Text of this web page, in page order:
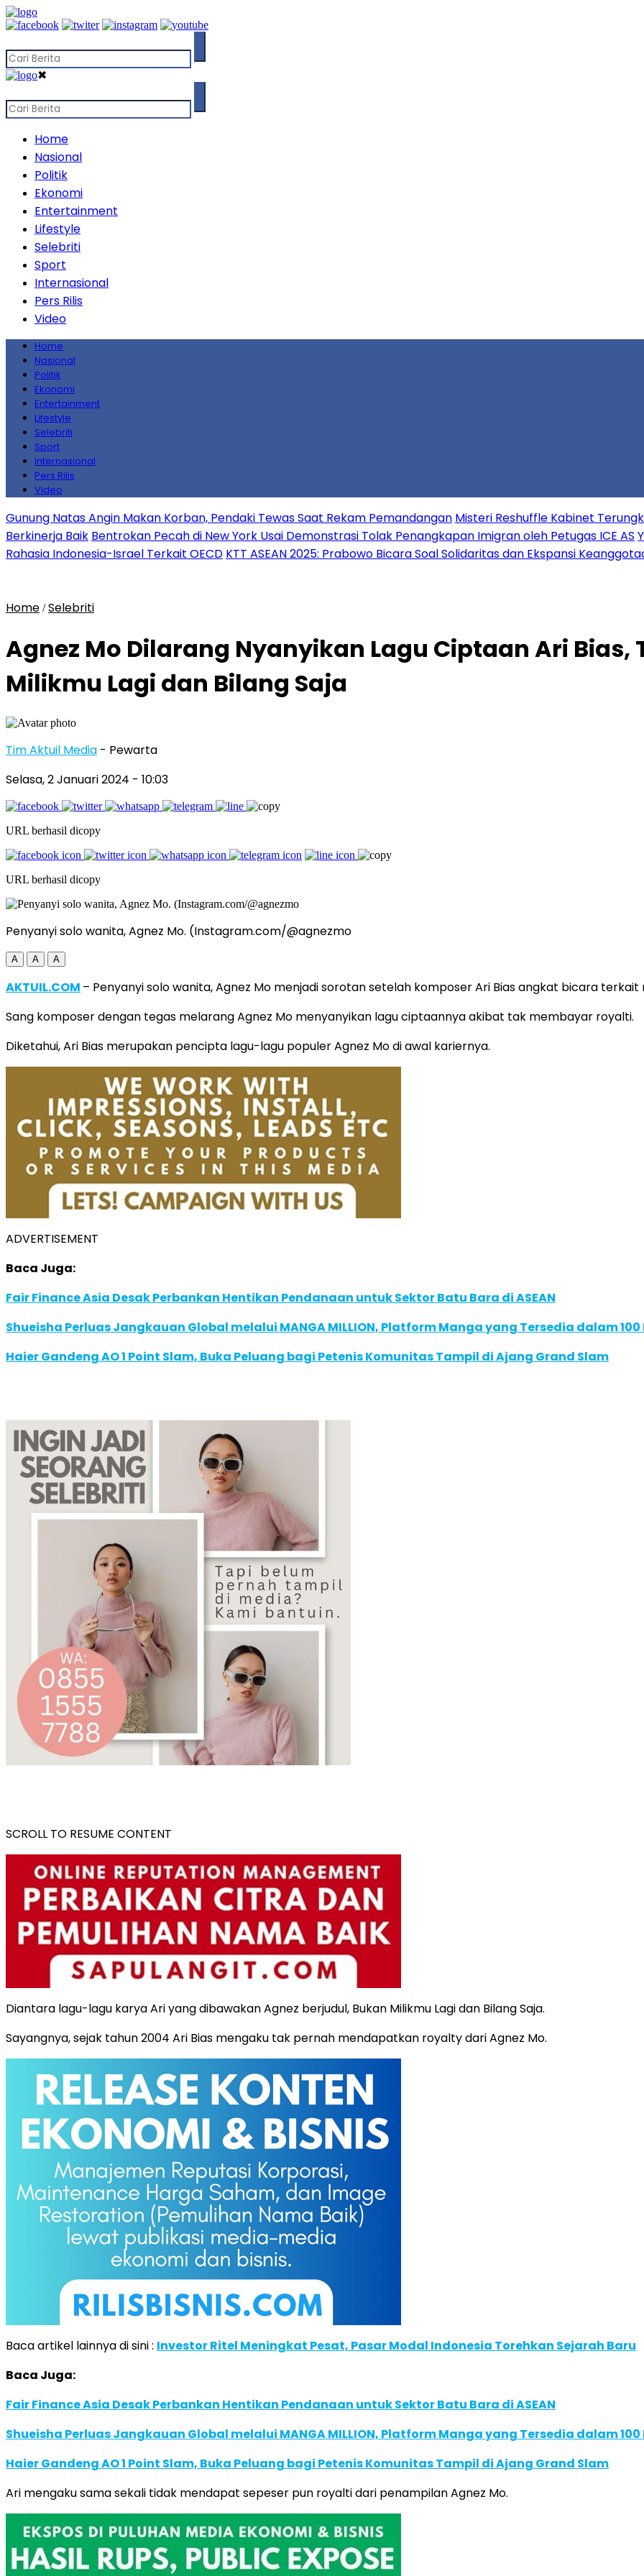
✖
Home
Nasional
Politik
Ekonomi
Entertainment
Lifestyle
Selebriti
Sport
Internasional
Pers Rilis
Video
Home
Nasional
Politik
Ekonomi
Entertainment
Lifestyle
Selebriti
Sport
Internasional
Pers Rilis
Video
Gunung Natas Angin Makan Korban, Pendaki Tewas Saat Rekam Pemandangan Misteri Reshuffle Kabinet
Berkinerja Baik Bentrokan Pecah di New York Usai Demonstrasi Tolak Penangkapan Imigran oleh Petugas ICE AS
Rahasia Indonesia-Israel Terkait OECD KTT ASEAN 2025: Prabowo Bicara Soal Solidaritas dan Ekspansi
Home /Selebriti
Agnez Mo Dilarang Nyanyikan Lagu Ciptaan Ari Bias,
Milikmu Lagi dan Bilang Saja
Tim Aktuil Media - Pewarta
Selasa, 2 Januari 2024 - 10:03
URL berhasil dicopy
URL berhasil dicopy
Penyanyi solo wanita, Agnez Mo. (Instagram.com/@agnezmo
A A A
AKTUIL.COM – Penyanyi solo wanita, Agnez Mo menjadi sorotan setelah komposer Ari Bias angkat bicara terkait
Sang komposer dengan tegas melarang Agnez Mo menyanyikan lagu ciptaannya akibat tak membayar royalti.
Diketahui, Ari Bias merupakan pencipta lagu-lagu populer Agnez Mo di awal kariernya.
ADVERTISEMENT
Baca Juga:
Fair Finance Asia Desak Perbankan Hentikan Pendanaan untuk Sektor Batu Bara di ASEAN
Shueisha Perluas Jangkauan Global melalui MANGA MILLION, Platform Manga yang Tersedia dalam
Haier Gandeng AO 1 Point Slam, Buka Peluang bagi Petenis Komunitas Tampil di Ajang Grand Slam
SCROLL TO RESUME CONTENT
Diantara lagu-lagu karya Ari yang dibawakan Agnez berjudul, Bukan Milikmu Lagi dan Bilang Saja.
Sayangnya, sejak tahun 2004 Ari Bias mengaku tak pernah mendapatkan royalty dari Agnez Mo.
Baca artikel lainnya di sini : Investor Ritel Meningkat Pesat, Pasar Modal Indonesia Torehkan Sejarah Baru
Baca Juga:
Fair Finance Asia Desak Perbankan Hentikan Pendanaan untuk Sektor Batu Bara di ASEAN
Shueisha Perluas Jangkauan Global melalui MANGA MILLION, Platform Manga yang Tersedia dalam
Haier Gandeng AO 1 Point Slam, Buka Peluang bagi Petenis Komunitas Tampil di Ajang Grand Slam
Ari mengaku sama sekali tidak mendapat sepeser pun royalti dari penampilan Agnez Mo.